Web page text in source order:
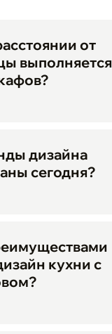
от
выполняется
дизайна
сегодня?
кухни с